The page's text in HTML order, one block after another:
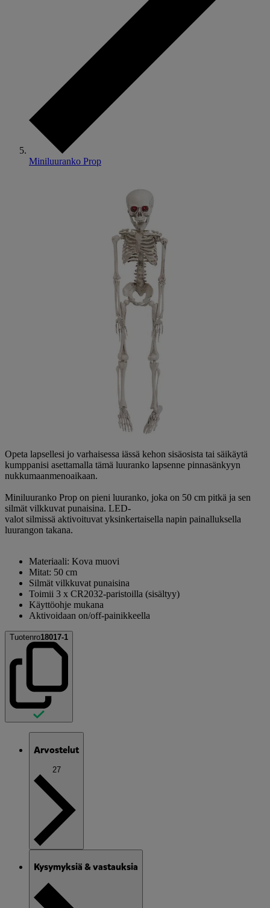
Miniluuranko Prop
Opeta lapsellesi jo varhaisessa iässä kehon sisäosista tai säikäytä
kumppanisi asettamalla tämä luuranko lapsenne pinnasänkyyn
nukkumaanmenoaikaan.
Miniluuranko Prop on pieni luuranko, joka on 50 cm pitkä ja sen
silmät vilkkuvat punaisina. LED-
valot silmissä aktivoituvat yksinkertaisella napin painalluksella
luurangon takana.
Materiaali: Kova muovi
Mitat: 50 cm
Silmät vilkkuvat punaisina
Toimii 3 x CR2032-paristoilla (sisältyy)
Käyttöohje mukana
Aktivoidaan on/off-painikkeella
Tuotenro18017-1
Arvostelut
27
Kysymyksiä & vastauksia